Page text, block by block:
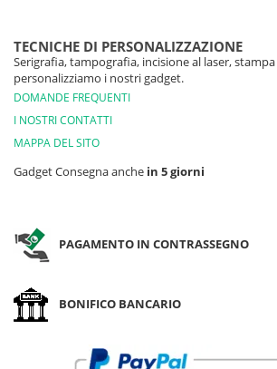
TECNICHE DI PERSONALIZZAZIONE
Serigrafia, tampografia, incisione al laser,
personalizziamo i nostri gadget.
DOMANDE FREQUENTI
I NOSTRI CONTATTI
MAPPA DEL SITO
Gadget Consegna anche in 5 giorni
PAGAMENTO IN CONTRASSEGNO
BONIFICO BANCARIO